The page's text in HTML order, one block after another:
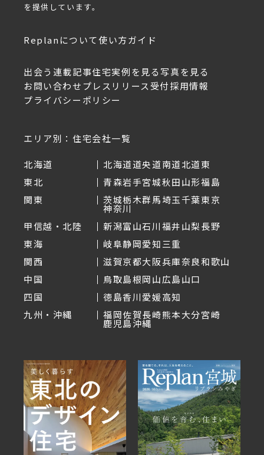
を提供しています。
Replanについて使い方ガイド
出会う 連載記事住宅実例を見る写真を見る
お問い合わせ プレスリリース受付採用情報
プライバシーポリシー
エリア別：住宅会社一覧
北海道 北海道道央道南道北道東
東北
青森岩手宮城秋田山形福島
関東
茨城栃木群馬埼玉千葉東京
神奈川
甲信越・北陸
新潟富山石川福井山梨長野
東海
岐阜静岡愛知三重
関西
滋賀京都大阪兵庫奈良和歌山
中国
鳥取島根岡山広島山口
四国
徳島香川愛媛高知
九州・沖縄
福岡佐賀長崎熊本大分宮崎
鹿児島沖縄